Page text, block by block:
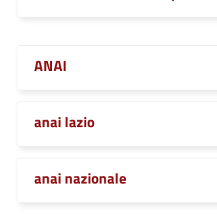
ANAI
anai lazio
anai nazionale